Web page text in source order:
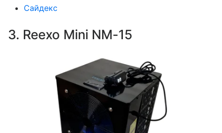
Сайдекс
3. Reexo Mini NM-15